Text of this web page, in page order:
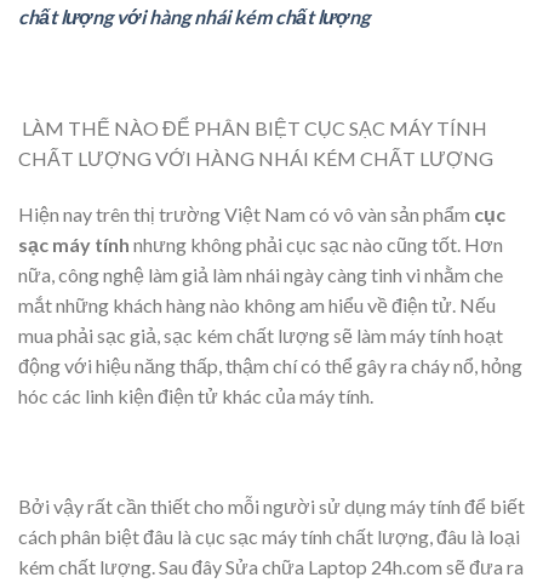
chất lượng với hàng nhái kém chất lượng
LÀM THẾ NÀO ĐỂ PHÂN BIỆT CỤC SẠC MÁY TÍNH
CHẤT LƯỢNG VỚI HÀNG NHÁI KÉM CHẤT LƯỢNG
Hiện nay trên thị trường Việt Nam có vô vàn sản phẩm cục
sạc máy tính nhưng không phải cục sạc nào cũng tốt. Hơn
nữa, công nghệ làm giả làm nhái ngày càng tinh vi nhằm che
mắt những khách hàng nào không am hiểu về điện tử. Nếu
mua phải sạc giả, sạc kém chất lượng sẽ làm máy tính hoạt
động với hiệu năng thấp, thậm chí có thể gây ra cháy nổ, hỏng
hóc các linh kiện điện tử khác của máy tính.
Bởi vậy rất cần thiết cho mỗi người sử dụng máy tính để biết
cách phân biệt đâu là cục sạc máy tính chất lượng, đâu là loại
kém chất lượng. Sau đây Sửa chữa Laptop 24h.com sẽ đưa ra